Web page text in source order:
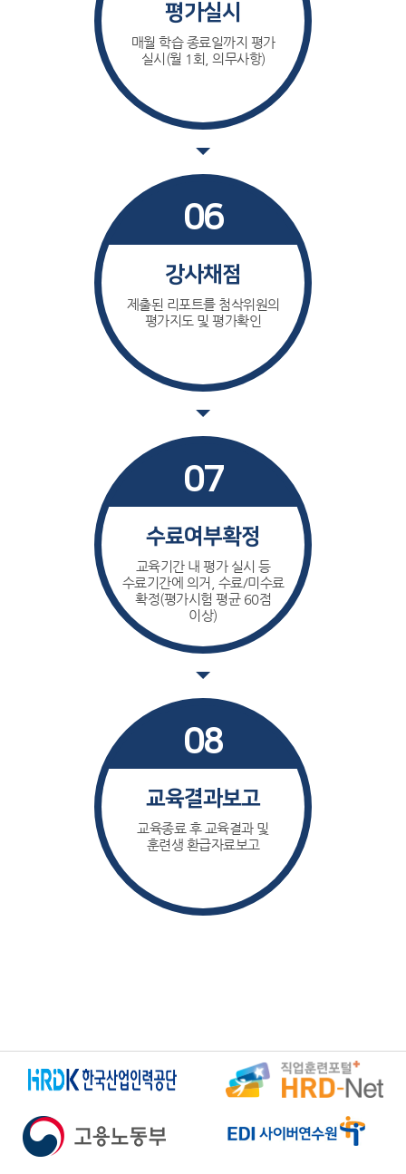
평가실시
매월 학습 종료일까지 평가
실시(월 1회, 의무사항)
06
강사채점
제출된 리포트를 첨삭위원의
평가지도 및 평가확인
07
수료여부확정
교육기간 내 평가 실시 등
수료기간에 의거, 수료/미수료
확정(평가시험 평균 60점
이상)
08
교육결과보고
교육종료 후 교육결과 및
훈련생 환급자료보고